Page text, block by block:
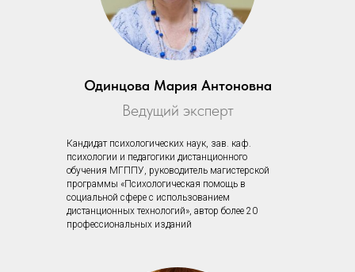
Одинцова Мария Антоновна
Ведущий эксперт
Кандидат психологических наук, зав. каф.
психологии и педагогики дистанционного
обучения МГППУ, руководитель магистерской
программы «Психологическая помощь в
социальной сфере с использованием
дистанционных технологий», автор более 20
профессиональных изданий